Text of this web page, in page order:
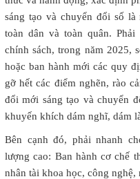
sáng tạo và chuyển đổi số
toàn dân và toàn quân.
chính sách, trong năm 2025,
hoặc ban hành mới các quy
gỡ hết các điểm nghẽn, rào
đổi mới sáng tạo và chuyển
khuyến khích dám nghĩ, dám
Bên cạnh đó, phải nhanh
lượng cao: Ban hành cơ chế
nhân tài khoa học, công